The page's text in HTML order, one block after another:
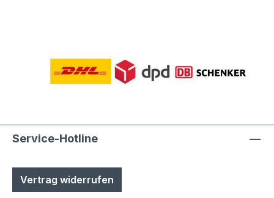
Ausrichtung nach Montage bzw.
Austuasch im Falle einer Beschädigung
Service-Hotline
Vertrag widerrufen